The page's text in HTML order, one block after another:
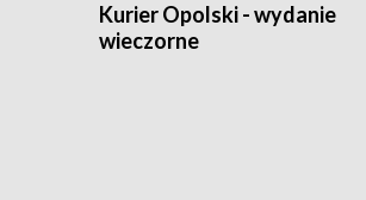
Kurier Opolski - wydanie
wieczorne